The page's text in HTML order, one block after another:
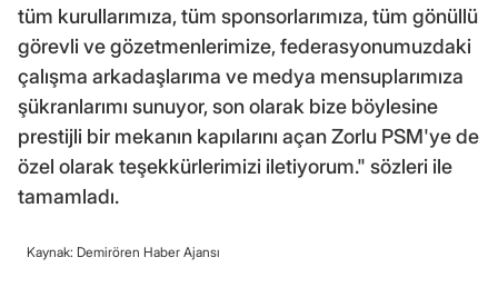
tüm kurullarımıza, tüm sponsorlarımıza, tüm gönüllü
görevli ve gözetmenlerimize, federasyonumuzdaki
çalışma arkadaşlarıma ve medya mensuplarımıza
şükranlarımı sunuyor, son olarak bize böylesine
prestijli bir mekanın kapılarını açan Zorlu PSM'ye de
özel olarak teşekkürlerimizi iletiyorum." sözleri ile
tamamladı.
Kaynak: Demirören Haber Ajansı